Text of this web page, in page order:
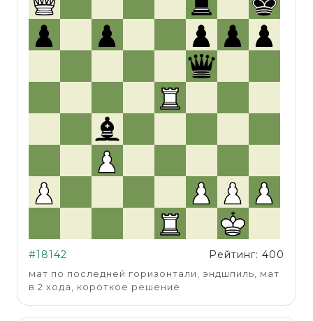
#18142 Рейтинг: 400
мат по последней горизонтали, эндшпиль, мат
в 2 хода, короткое решение